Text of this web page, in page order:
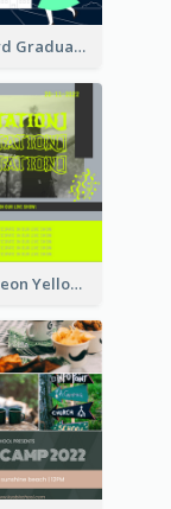
Chalkboard Graduation Party Invitation
Modern Neon Yellow Live Band Invitation Design Idea